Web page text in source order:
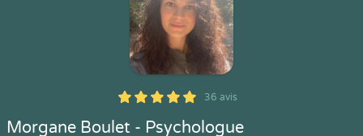
5
1
5
36 36 avis
Morgane Boulet - Psychologue